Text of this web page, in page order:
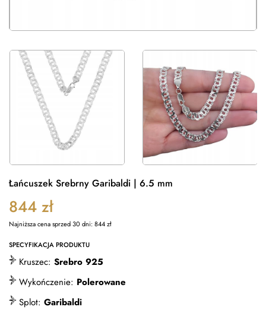
Łańcuszek Srebrny Garibaldi | 6.5 mm
844 zł
Najniższa cena sprzed 30 dni:844zł
SPECYFIKACJA PRODUKTU
Kruszec: Srebro 925
Wykończenie: Polerowane
Splot: Garibaldi